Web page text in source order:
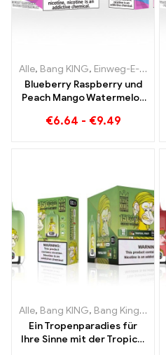
Alle, Bang KING, Einweg-E-Zigaretten Litauen
Blueberry Raspberry und
Peach Mango Watermelon
Puffs EINWEG E-
€6.64 - €9.49
Alle, Bang KING, Bang King Smart Screen 15000 Puff
Ein Tropenparadies für
Ihre Sinne mit der Tropical